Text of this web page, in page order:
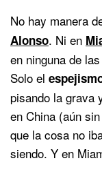
No hay manera
Alonso. Ni en
en ninguna de
Solo el
pisando la grava
en China (aún
que la cosa no
siendo. Y en